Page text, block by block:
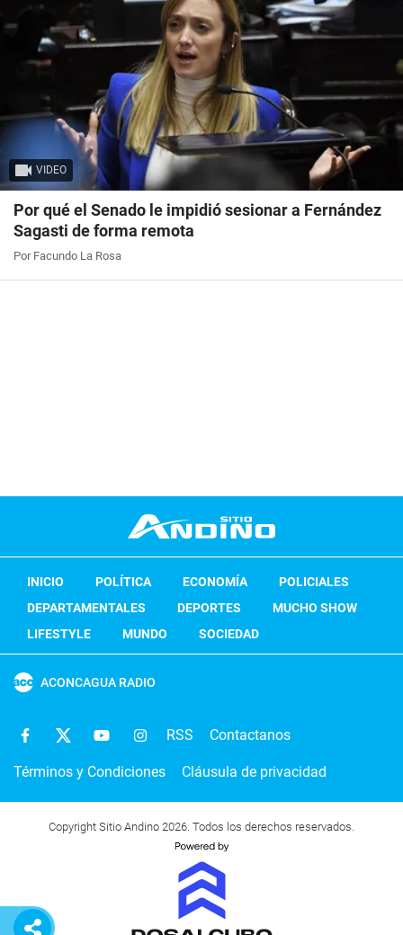
VIDEO
Por qué el Senado le impidió sesionar a Fernández
Sagasti de forma remota
Por Facundo La Rosa
INICIO POLÍTICA ECONOMÍA
POLICIALES
DEPARTAMENTALES
DEPORTES
MUCHO SHOW
LIFESTYLE
MUNDO SOCIEDAD
ACONCAGUA RADIO
RSS Contactanos
Términos y Condiciones Cláusula de privacidad
Copyright Sitio Andino 2026. Todos los derechos reservados.